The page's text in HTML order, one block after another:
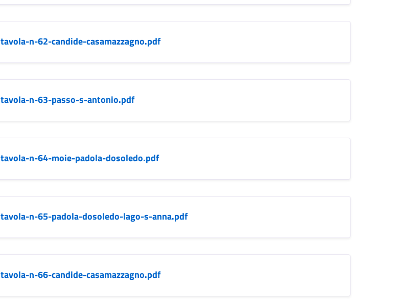
tavola-n-62-candide-casamazzagno.pdf
tavola-n-63-passo-s-antonio.pdf
tavola-n-64-moie-padola-dosoledo.pdf
tavola-n-65-padola-dosoledo-lago-s-anna.pdf
tavola-n-66-candide-casamazzagno.pdf